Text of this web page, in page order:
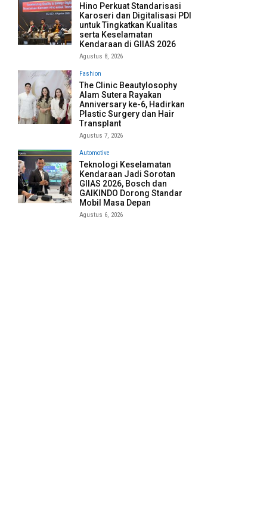
Hino Perkuat Standarisasi
Karoseri dan Digitalisasi PDI
untuk Tingkatkan Kualitas
serta Keselamatan
Kendaraan di GIIAS 2026
Agustus 8, 2026
Fashion
The Clinic Beautylosophy
Alam Sutera Rayakan
Anniversary ke-6, Hadirkan
Plastic Surgery dan Hair
Transplant
Agustus 7, 2026
Automotive
Teknologi Keselamatan
Kendaraan Jadi Sorotan
GIIAS 2026, Bosch dan
GAIKINDO Dorong Standar
Mobil Masa Depan
Agustus 6, 2026